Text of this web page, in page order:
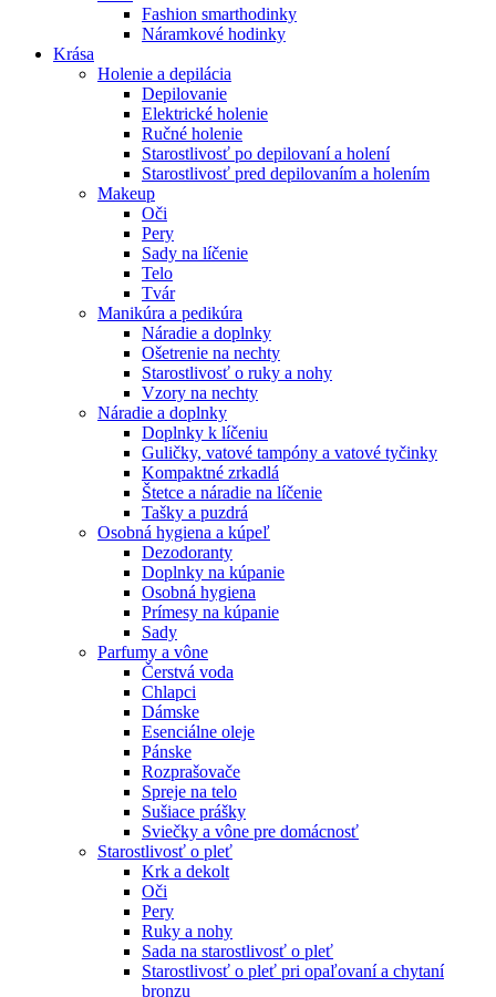
Fashion smarthodinky
Náramkové hodinky
Krása
Holenie a depilácia
Depilovanie
Elektrické holenie
Ručné holenie
Starostlivosť po depilovaní a holení
Starostlivosť pred depilovaním a holením
Makeup
Oči
Pery
Sady na líčenie
Telo
Tvár
Manikúra a pedikúra
Náradie a doplnky
Ošetrenie na nechty
Starostlivosť o ruky a nohy
Vzory na nechty
Náradie a doplnky
Doplnky k líčeniu
Guličky, vatové tampóny a vatové tyčinky
Kompaktné zrkadlá
Štetce a náradie na líčenie
Tašky a puzdrá
Osobná hygiena a kúpeľ
Dezodoranty
Doplnky na kúpanie
Osobná hygiena
Prímesy na kúpanie
Sady
Parfumy a vône
Čerstvá voda
Chlapci
Dámske
Esenciálne oleje
Pánske
Rozprašovače
Spreje na telo
Sušiace prášky
Sviečky a vône pre domácnosť
Starostlivosť o pleť
Krk a dekolt
Oči
Pery
Ruky a nohy
Sada na starostlivosť o pleť
Starostlivosť o pleť pri opaľovaní a chytaní
bronzu